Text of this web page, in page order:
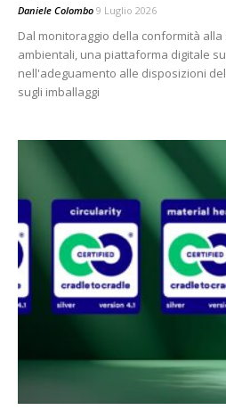
Daniele Colombo 9 Luglio 2026
Dal monitoraggio della conformità
ambientali, una piattaforma digitale
nell'adeguamento alle disposizioni
sugli imballaggi